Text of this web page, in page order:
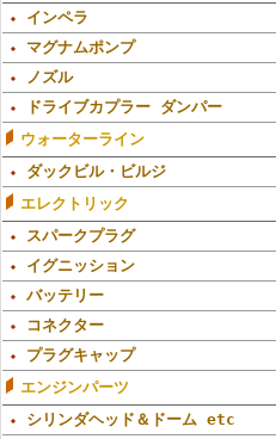
インペラ
マグナムポンプ
ノズル
ドライブカプラー ダンパー
ウォーターライン
ダックビル・ビルジ
エレクトリック
スパークプラグ
イグニッション
バッテリー
コネクター
プラグキャップ
エンジンパーツ
シリンダヘッド＆ドーム etc